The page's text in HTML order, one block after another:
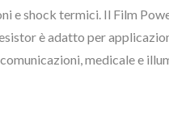
e shock termici. Il Film
è adatto per
medicale e